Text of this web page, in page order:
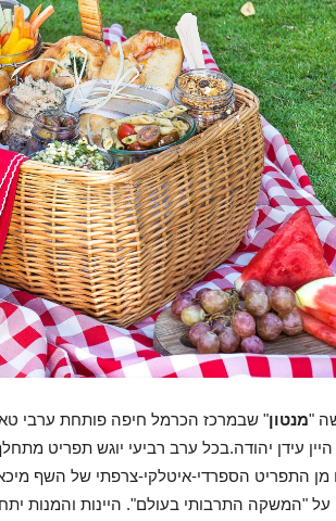
"מנטון" שבמרכז הכרמל חיפה פותחת ערבי
עידן יהודה.בכל ערב רביעי יוגש תפריט
התפריט הספרדי-איטלקי-צרפתי של השף
על "המשקה התרבותי בעולם". היינות והמנות